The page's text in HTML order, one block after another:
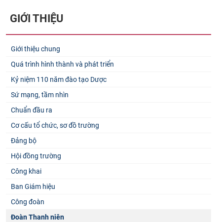
GIỚI THIỆU
Giới thiệu chung
Quá trình hình thành và phát triển
Kỷ niệm 110 năm đào tạo Dược
Sứ mạng, tầm nhìn
Chuẩn đầu ra
Cơ cấu tổ chức, sơ đồ trường
Đảng bộ
Hội đồng trường
Công khai
Ban Giám hiệu
Công đoàn
Đoàn Thanh niên